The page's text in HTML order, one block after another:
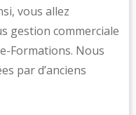
vous allez
gestion commerciale
Formations. Nous
par d’anciens